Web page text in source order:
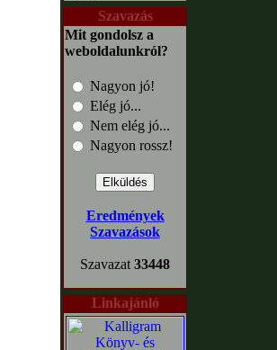
Szavazás
Mit gondolsz a
weboldalunkról?
Nagyon jó!
Elég jó...
Nem elég jó...
Nagyon rossz!
Eredmények
Szavazások
Szavazat 33448
Linkajánló